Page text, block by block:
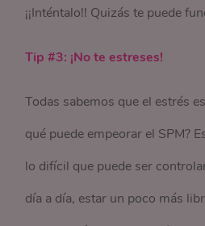
¡¡Inténtalo!! Quizás te puede
Tip #3: ¡No te estreses!
Todas sabemos que el estrés
qué puede empeorar el SPM?
lo difícil que puede ser
día a día, estar un poco más